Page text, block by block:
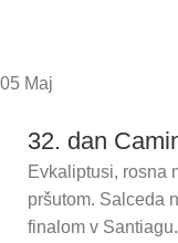
05 Maj
32. dan
Evkaliptusi, rosna
pršutom. Salceda
finalom v Santiagu.